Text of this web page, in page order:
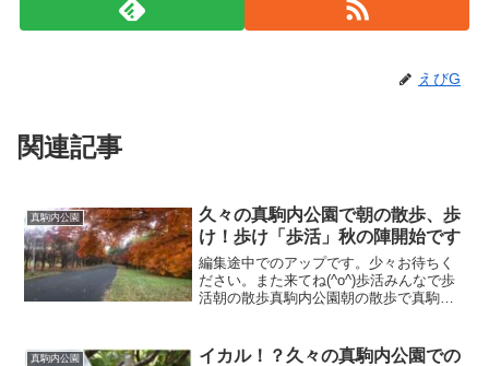
えびG
関連記事
真駒内公園
久々の真駒内公園で朝の散歩、歩
け！歩け「歩活」秋の陣開始です
編集途中でのアップです。少々お待ちく
ださい。また来てね(^o^)歩活みんなで歩
活朝の散歩真駒内公園朝の散歩で真駒内
真駒内公園
イカル！？久々の真駒内公園での